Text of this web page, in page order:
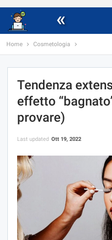
«
Home Cosmetologia
Tendenza
effetto
provare)
Last updated Ott 19, 2022